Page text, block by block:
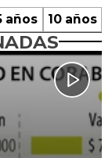
años 10 años